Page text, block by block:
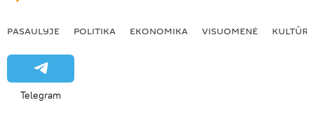
PASAULYJE POLITIKA EKONOMIKA VISUOMENĖ KULTŪRA
Telegram